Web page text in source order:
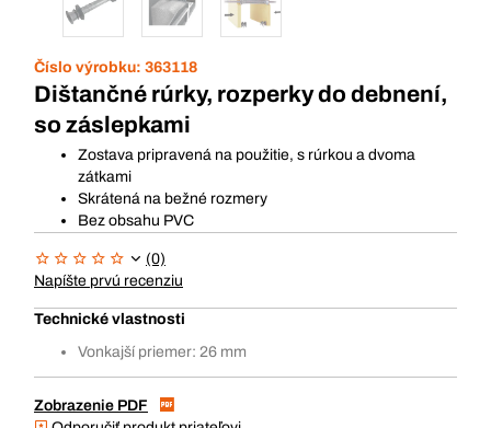
Číslo výrobku: 363118
Dištančné rúrky, rozperky do debnení,
so záslepkami
Zostava pripravená na použitie, s rúrkou a dvoma
zátkami
Skrátená na bežné rozmery
Bez obsahu PVC
(0)
Napíšte prvú recenziu
Technické vlastnosti
Vonkajší priemer: 26 mm
Zobrazenie PDF